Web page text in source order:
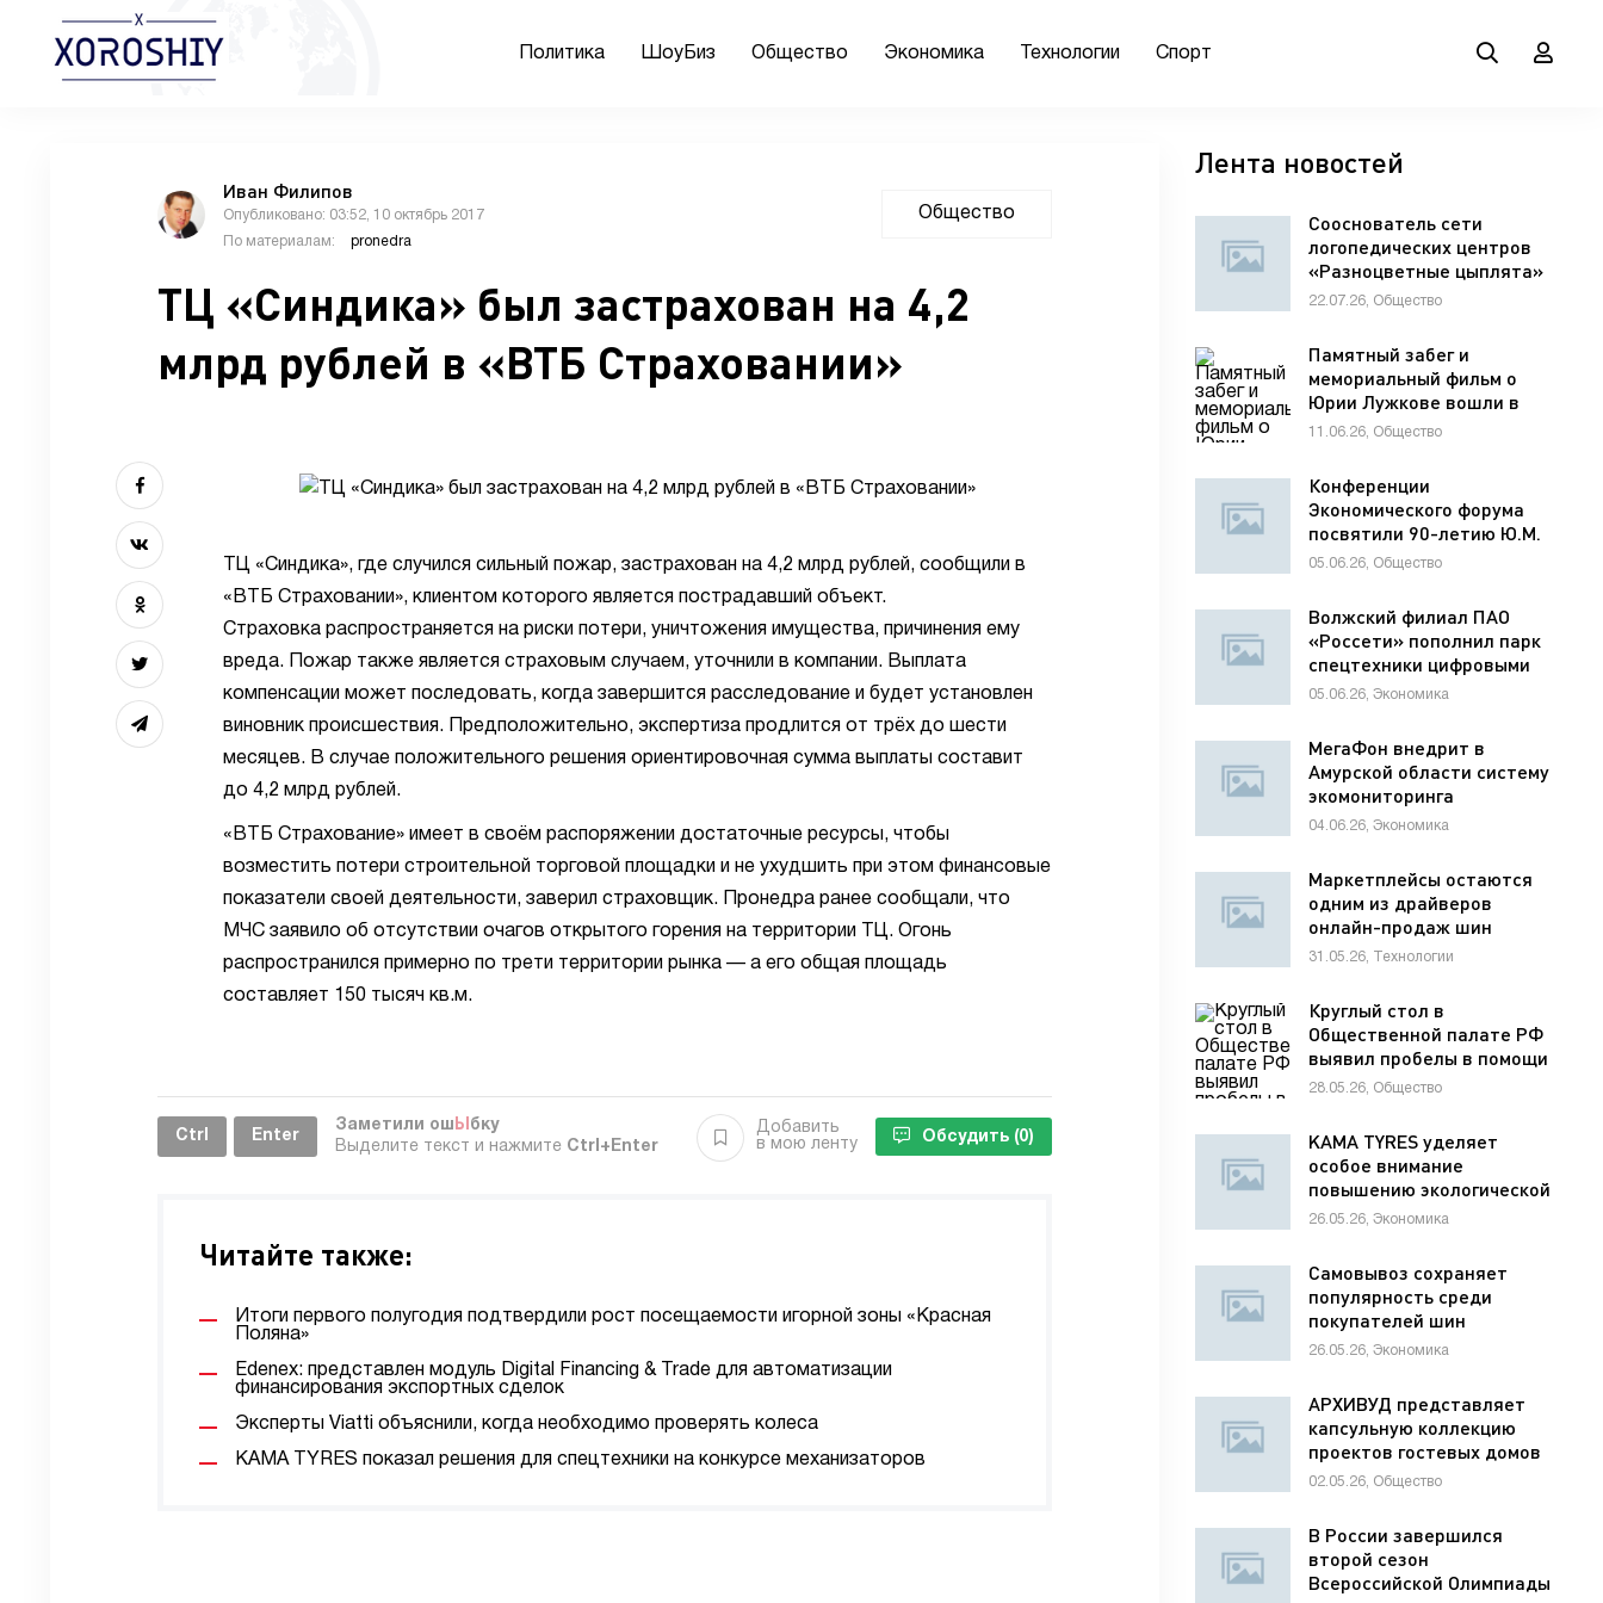
Политика ШоуБиз Общество Экономика Технологии Спорт
Иван Филипов
Опубликовано: 03:52, 10 октябрь 2017
По материалам:
pronedra
Общество
ТЦ «Синдика» был застрахован на 4,2
млрд рублей в «ВТБ Страховании»
ТЦ «Синдика», где случился сильный пожар, застрахован на 4,2 млрд рублей, сообщили в
«ВТБ Страховании», клиентом которого является пострадавший объект.
Страховка распространяется на риски потери, уничтожения имущества, причинения ему
вреда. Пожар также является страховым случаем, уточнили в компании. Выплата
компенсации может последовать, когда завершится расследование и будет установлен
виновник происшествия. Предположительно, экспертиза продлится от трёх до шести
месяцев. В случае положительного решения ориентировочная сумма выплаты составит
до 4,2 млрд рублей.
«ВТБ Страхование» имеет в своём распоряжении достаточные ресурсы, чтобы
возместить потери строительной торговой площадки и не ухудшить при этом финансовые
показатели своей деятельности, заверил страховщик. Пронедра ранее сообщали, что
МЧС заявило об отсутствии очагов открытого горения на территории ТЦ. Огонь
распространился примерно по трети территории рынка — а его общая площадь
составляет 150 тысяч кв.м.
Ctrl Enter
Заметили ош Ы бку
Выделите текст и нажмите Ctrl+Enter
Добавить
в мою ленту
Обсудить (0)
Читайте также:
Итоги первого полугодия подтвердили рост посещаемости игорной зоны «Красная
Поляна»
Edenex: представлен модуль Digital Financing & Trade для автоматизации
финансирования экспортных сделок
Эксперты Viatti объяснили, когда необходимо проверять колеса
KAMA TYRES показал решения для спецтехники на конкурсе механизаторов
Лента новостей
Сооснователь сети
логопедических центров
«Разноцветные цыплята»
Елена Мельникова
коммуникации для
развития речи ребенка
22.07.26, Общество
Памятный забег и
мемориальный фильм о
Юрии Лужкове вошли в
программу фестиваля
11.06.26, Общество
Конференции
Экономического форума
посвятили 90-летию Ю.М.
Лужкова
05.06.26, Общество
Волжский филиал ПАО
«Россети» пополнил парк
спецтехники цифровыми
диагностическими
05.06.26, Экономика
МегаФон внедрит в
Амурской области систему
экомониторинга
04.06.26, Экономика
Маркетплейсы остаются
одним из драйверов
онлайн-продаж шин
31.05.26, Технологии
Круглый стол в
Общественной палате РФ
выявил пробелы в помощи
раненым детям
28.05.26, Общество
KAMA TYRES уделяет
особое внимание
повышению экологической
ответственности
26.05.26, Экономика
Самовывоз сохраняет
популярность среди
покупателей шин
26.05.26, Экономика
АРХИВУД представляет
капсульную коллекцию
проектов гостевых домов
для отелей
02.05.26, Общество
В России завершился
второй сезон
Всероссийской Олимпиады